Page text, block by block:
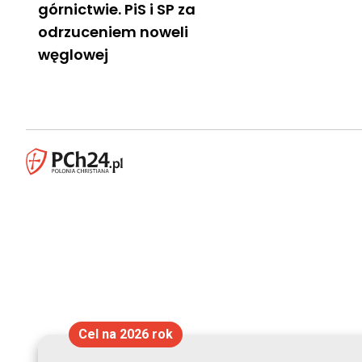
górnictwie. PiS i SP za
odrzuceniem noweli
węglowej
Cel na 2026 rok